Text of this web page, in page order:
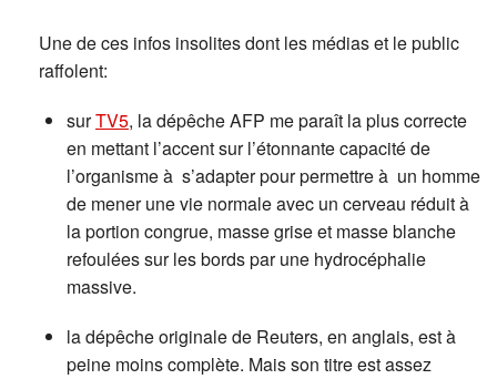
Une de ces infos insolites dont les médias et le public
raffolent:
surTV5, la dépêche AFP me paraît la plus correcte
en mettant l’accent sur l’étonnante capacité de
l’organisme à s’adapter pour permettre à un homme
de mener une vie normale avec un cerveau réduit à
la portion congrue, masse grise et masse blanche
refoulées sur les bords par une hydrocéphalie
massive.
la dépêche originale de Reuters, en anglais, est à
peine moins complète. Mais son titre est assez